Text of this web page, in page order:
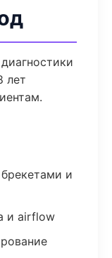
лет
и
и airflow